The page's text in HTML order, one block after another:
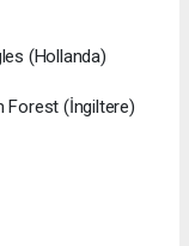
(Hollanda)
Forest (İngiltere)